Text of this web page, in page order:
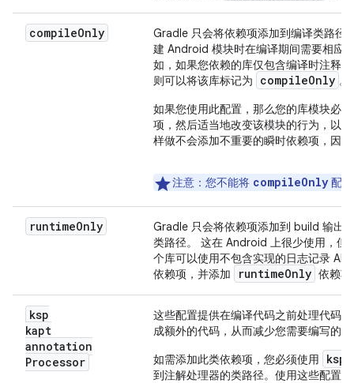
compileOnly
Gradle 只会将依赖项添加到编译类路径
建 Android 模块时在编译期间需要相应
如，如果您依赖的库仅包含编译时注释
则可以将该库标记为
compileOnly 。
如果您使用此配置，那么您的库模块必
项，然后适当地改变该模块的行为，以
样做不会添加不重要的瞬时依赖项，因
注意 ：您不能将 compileOnly配置
runtimeOnly
Gradle 只会将依赖项添加到 build 输出
类路径。 这在 Android 上很少使用，但
个库可以使用不包含实现的日志记录
依赖项，并添加
runtimeOnly 依赖
ksp
kapt
annotation
Processor
这些配置提供在编译代码之前处理代码
成额外的代码，从而减少您需要编写的
如需添加此类依赖项，您必须使用
ksp
到注解处理器的类路径。使用这些配置